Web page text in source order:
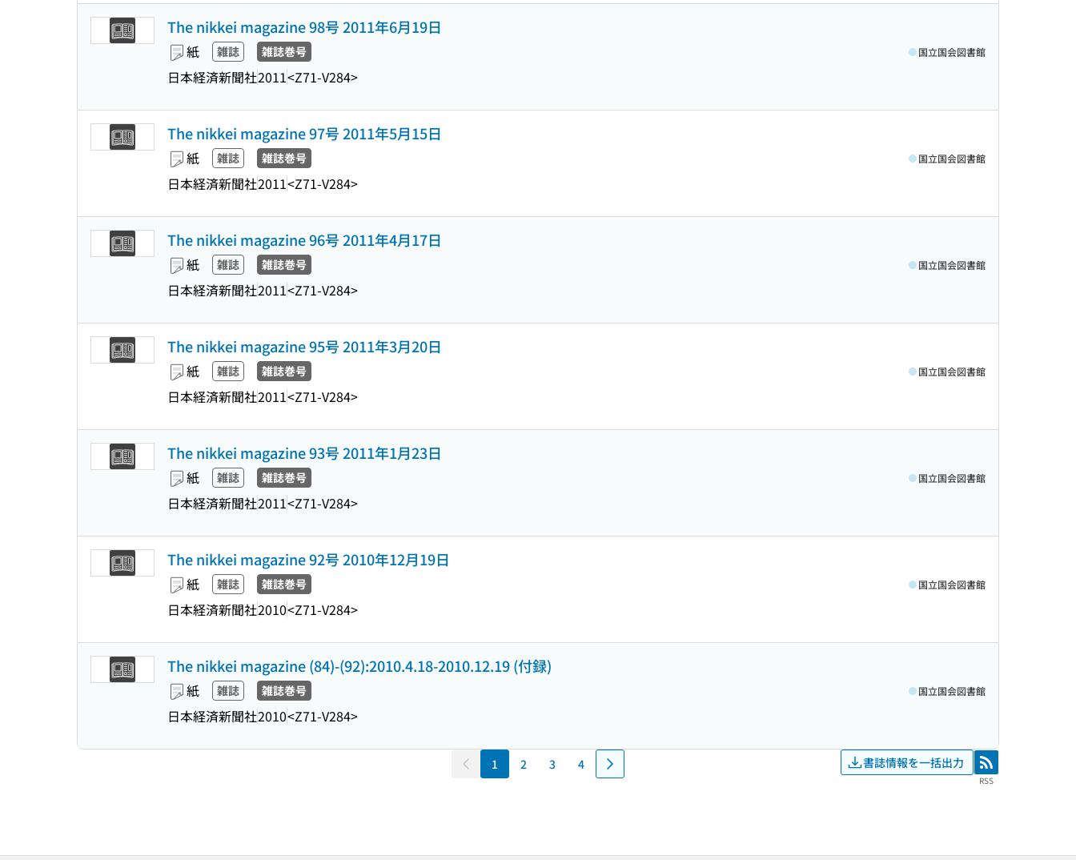
The nikkei magazine 98号 2011年6月19日
紙 雑誌 雑誌巻号
日本経済新聞社2011<Z71-V284>
国立国会図書館
The nikkei magazine 97号 2011年5月15日
紙 雑誌 雑誌巻号
日本経済新聞社2011<Z71-V284>
国立国会図書館
The nikkei magazine 96号 2011年4月17日
紙 雑誌 雑誌巻号
日本経済新聞社2011<Z71-V284>
国立国会図書館
The nikkei magazine 95号 2011年3月20日
紙 雑誌 雑誌巻号
日本経済新聞社2011<Z71-V284>
国立国会図書館
The nikkei magazine 93号 2011年1月23日
紙 雑誌 雑誌巻号
日本経済新聞社2011<Z71-V284>
国立国会図書館
The nikkei magazine 92号 2010年12月19日
紙 雑誌 雑誌巻号
日本経済新聞社2010<Z71-V284>
国立国会図書館
The nikkei magazine (84)-(92):2010.4.18-2010.12.19 (付録)
紙 雑誌 雑誌巻号
日本経済新聞社2010<Z71-V284>
国立国会図書館
1 2 3 4 書誌情報を一括出力 RSS
RSS